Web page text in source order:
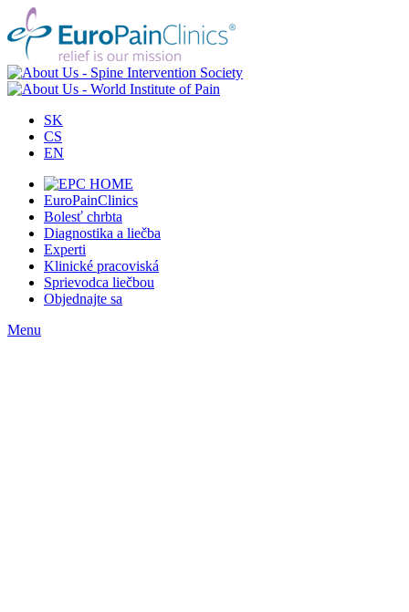
SK
CS
EN
EuroPainClinics
Bolesť chrbta
Diagnostika a liečba
Experti
Klinické pracoviská
Sprievodca liečbou
Objednajte sa
Menu